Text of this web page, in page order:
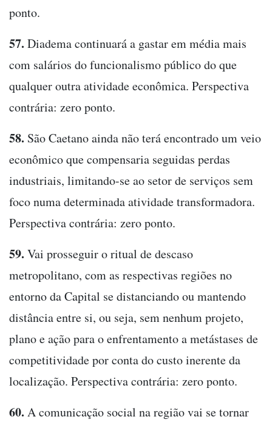
ponto.
57. Diadema continuará a gastar em média mais
com salários do funcionalismo público do que
qualquer outra atividade econômica. Perspectiva
contrária: zero ponto.
58. São Caetano ainda não terá encontrado um veio
econômico que compensaria seguidas perdas
industriais, limitando-se ao setor de serviços sem
foco numa determinada atividade transformadora.
Perspectiva contrária: zero ponto.
59. Vai prosseguir o ritual de descaso
metropolitano, com as respectivas regiões no
entorno da Capital se distanciando ou mantendo
distância entre si, ou seja, sem nenhum projeto,
plano e ação para o enfrentamento a metástases de
competitividade por conta do custo inerente da
localização. Perspectiva contrária: zero ponto.
60. A comunicação social na região vai se tornar